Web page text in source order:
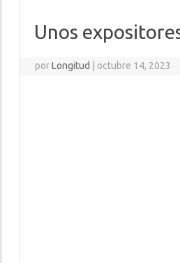
Unos
porLongitud octubre 14, 2023